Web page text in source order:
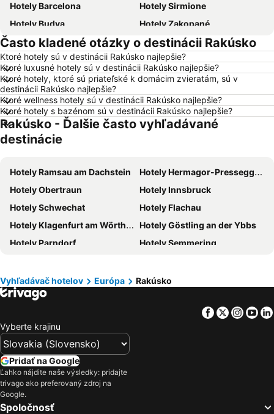
Hotely Barcelona
Hotely Sirmione
Hotely Budva
Hotely Zakopané
Hotely Naples
Hotely Crikvenica
Hotely Vysoké Tatry
Hotely Sopot
Hotely Gdansk
Hotely Nice
Hotely Tropea
Hotely Berlín
Hotely Lignano Sabbiadoro
Hotely Malta
Hotely Slovinsko
Hotely Ostrov Mykonos
Hotely Balaton
Často kladené otázky o destinácii Rakúsko
Ktoré hotely sú v destinácii Rakúsko najlepšie?
Ktoré luxusné hotely sú v destinácii Rakúsko najlepšie?
Ktoré hotely, ktoré sú priateľské k domácim zvieratám, sú v
destinácii Rakúsko najlepšie?
Ktoré wellness hotely sú v destinácii Rakúsko najlepšie?
Ktoré hotely s bazénom sú v destinácii Rakúsko najlepšie?
Rakúsko - Ďalšie často vyhľadávané
destinácie
Hotely Ramsau am Dachstein
Hotely Hermagor-Pressegger See
Hotely Obertraun
Hotely Innsbruck
Hotely Schwechat
Hotely Flachau
Hotely Klagenfurt am Wörthersee
Hotely Göstling an der Ybbs
Hotely Parndorf
Hotely Semmering
Hotely Mariazell
Hotely Bad Gastein
Hotely Villach
Hotely Bad Kleinkirchheim
Hotely Mallnitz
Hotely Bad Goisern
Hotely Filzmoos
Hotely Neustift Im Stubaital
Hotely Sankt Wolfgang
Vyhľadávač hotelov Európa Rakúsko
Facebook
Twitter
Vyberte krajinu
Pridať na Google
Ľahko nájdite naše výsledky: pridajte
trivago ako preferovaný zdroj na
Google.
Spoločnosť